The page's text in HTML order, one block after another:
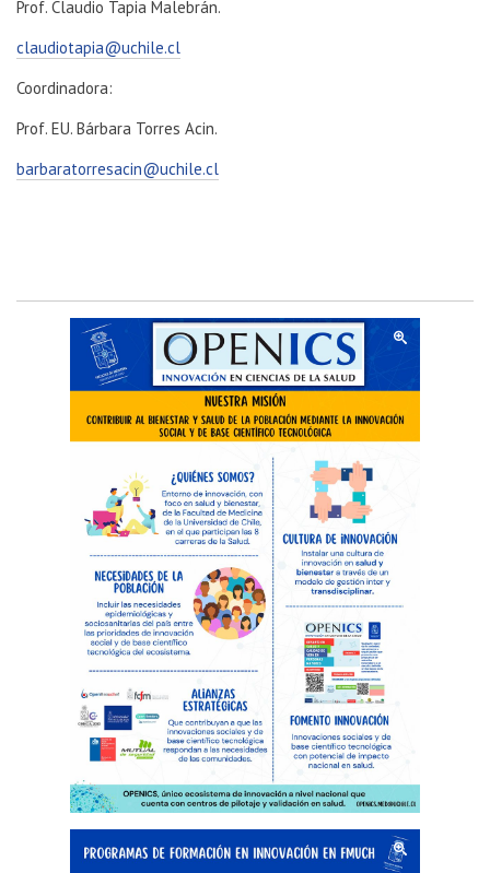
Prof. Claudio Tapia Malebrán.
claudiotapia@uchile.cl
Coordinadora:
Prof. EU. Bárbara Torres Acin.
barbaratorresacin@uchile.cl